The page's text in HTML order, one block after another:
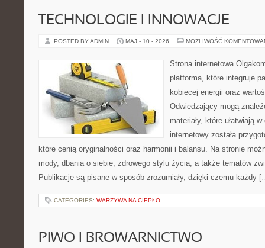
TECHNOLOGIE I INNOWACJE
POSTED BY ADMIN MAJ - 10 - 2026 MOŻLIWOŚĆ
Strona internetowa
platforma, które integruje
kobiecej energii oraz
Odwiedzający mogą
materiały, które ułatwiają
internetowy została
które cenią oryginalności oraz harmonii i balansu. Na stronie
mody, dbania o siebie, zdrowego stylu życia, a także tematów
Publikacje są pisane w sposób zrozumiały, dzięki czemu każdy
CATEGORIES: WARZYWA NA CIEPŁO
PIWO I BROWARNICTWO